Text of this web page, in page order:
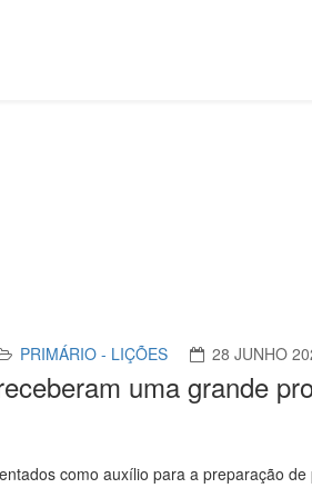
PRIMÁRIO - LIÇÕES 28 JUNHO
uma grande
como auxílio para a preparação